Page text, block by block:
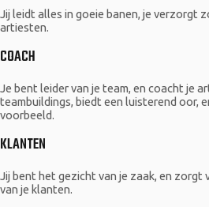
Jij leidt alles in goeie banen, je verzorgt
artiesten.
COACH
Je bent leider van je team, en coacht je
teambuildings, biedt een luisterend oor,
voorbeeld.
KLANTEN
Jij bent het gezicht van je zaak, en zorgt
van je klanten.